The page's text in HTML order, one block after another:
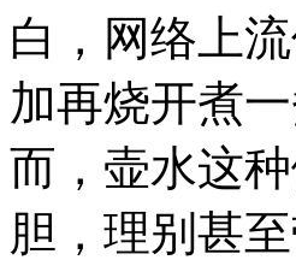
白，网络上
加再烧开煮
而，壶水这
胆，理别甚